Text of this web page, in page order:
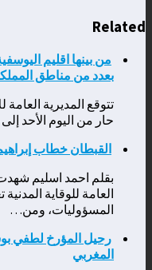
Related
من بينها اقليم
بعدد من مناطق
تتوقع المديرية
حار من اليوم الأحد
القبطان خطاب إبراهيم
بقلم احمد اسليم شهدت
العامة للوقاية
المسؤوليات، ومن…
رحيل المؤرخ لطفي
المغربي